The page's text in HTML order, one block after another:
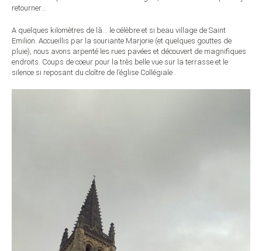
retourner…
A quelques kilomètres de là… le célèbre et si beau village de Saint
Emilion. Accueillis par la souriante Marjorie (et quelques gouttes de
pluie), nous avons arpenté les rues pavées et découvert de magnifiques
endroits. Coups de coeur pour la très belle vue sur la terrasse et le
silence si reposant du cloître de l’église Collégiale .